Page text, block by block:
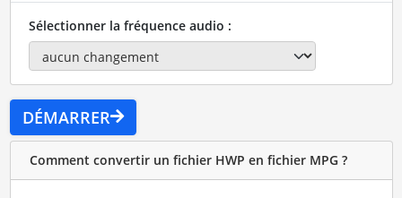
Sélectionner la fréquence audio :
DÉMARRER
Comment convertir un fichier HWP en fichier MPG ?